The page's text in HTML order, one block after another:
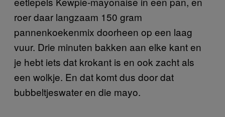
roer daar langzaam 150 gram
pannenkoekenmix doorheen op een laag
vuur. Drie minuten bakken aan elke kant en
je hebt iets dat krokant is en ook zacht als
een wolkje. En dat komt dus door dat
bubbeltjeswater en die mayo.